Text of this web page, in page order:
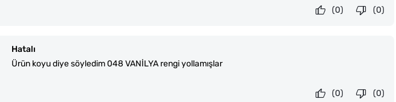
(0)
(0)
Hatalı
Ürün koyu diye söyledim 048 VANİLYA rengi yollamışlar
(0)
(0)